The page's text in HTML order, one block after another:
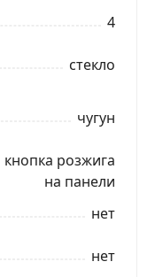
4
стекло
чугун
кнопка розжига
на панели
нет
нет